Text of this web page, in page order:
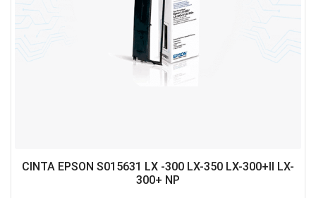
CINTA EPSON S015631 LX -300 LX-350 LX-300+II LX-
300+ NP